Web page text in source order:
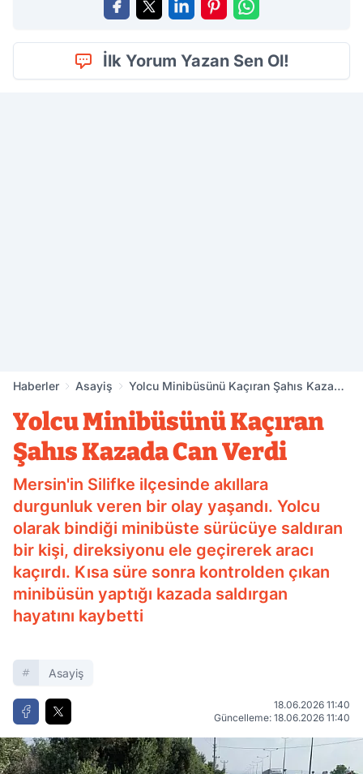
İlk Yorum Yazan Sen Ol!
Haberler Asayiş
Yolcu Minibüsünü Kaçıran Şahıs Kazada
Yolcu Minibüsünü Kaçıran
Şahıs Kazada Can Verdi
Mersin'in Silifke ilçesinde akıllara
durgunluk veren bir olay yaşandı. Yolcu
olarak bindiği minibüste sürücüye saldıran
bir kişi, direksiyonu ele geçirerek aracı
kaçırdı. Kısa süre sonra kontrolden çıkan
minibüsün yaptığı kazada saldırgan
hayatını kaybetti
Asayiş
18.06.2026 11:40
Güncelleme: 18.06.2026 11:40